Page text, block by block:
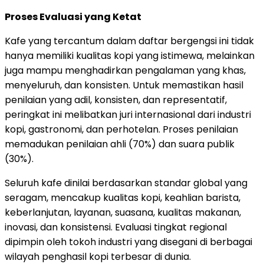
Proses Evaluasi yang Ketat
Kafe yang tercantum dalam daftar bergengsi ini tidak
hanya memiliki kualitas kopi yang istimewa, melainkan
juga mampu menghadirkan pengalaman yang khas,
menyeluruh, dan konsisten. Untuk memastikan hasil
penilaian yang adil, konsisten, dan representatif,
peringkat ini melibatkan juri internasional dari industri
kopi, gastronomi, dan perhotelan. Proses penilaian
memadukan penilaian ahli (70%) dan suara publik
(30%).
Seluruh kafe dinilai berdasarkan standar global yang
seragam, mencakup kualitas kopi, keahlian barista,
keberlanjutan, layanan, suasana, kualitas makanan,
inovasi, dan konsistensi. Evaluasi tingkat regional
dipimpin oleh tokoh industri yang disegani di berbagai
wilayah penghasil kopi terbesar di dunia.